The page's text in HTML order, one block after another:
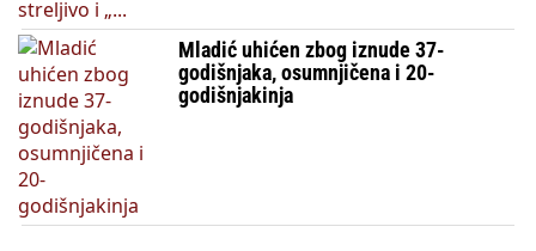
Mladić uhićen zbog iznude 37-
godišnjaka, osumnjičena i 20-
godišnjakinja